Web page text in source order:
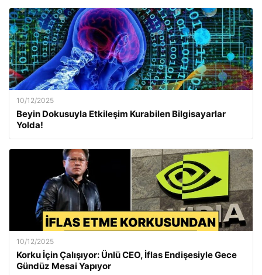
10/12/2025
Beyin Dokusuyla Etkileşim Kurabilen Bilgisayarlar
Yolda!
10/12/2025
Korku İçin Çalışıyor: Ünlü CEO, İflas Endişesiyle Gece
Gündüz Mesai Yapıyor